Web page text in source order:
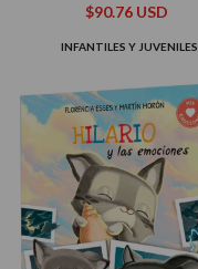
$90.76 USD
INFANTILES Y JUVENILES